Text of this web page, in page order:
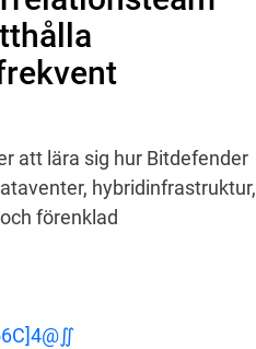
att lära sig hur Bitdefender
hybridinfrastruktur,
förenklad